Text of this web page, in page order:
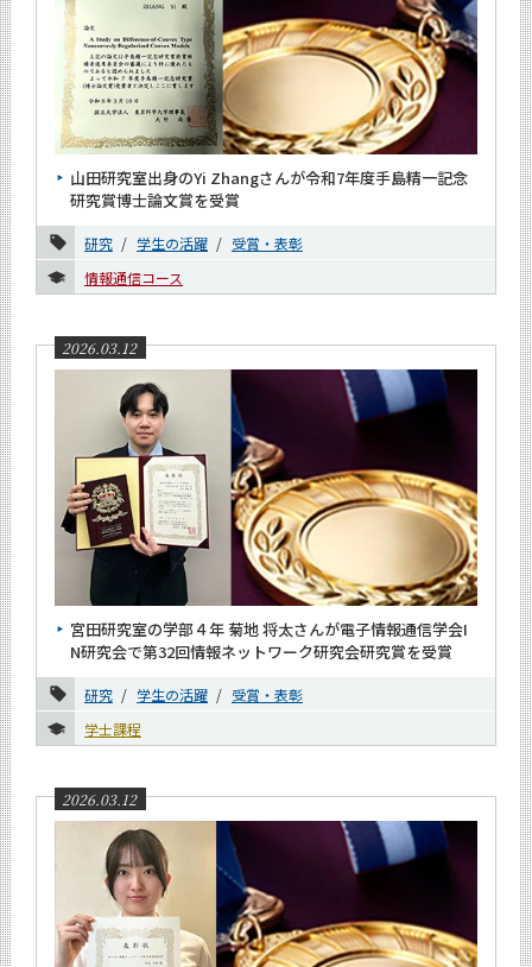
山田研究室出身のYi Zhangさんが令和7年度手島精一記念
研究賞博士論文賞を受賞
研究 学生の活躍
受賞・表彰
情報通信コース
2026.03.12
宮田研究室の学部４年 菊地 将太さんが電子情報通信学会I
N研究会で第32回情報ネットワーク研究会研究賞を受賞
研究 学生の活躍
受賞・表彰
学士課程
2026.03.12